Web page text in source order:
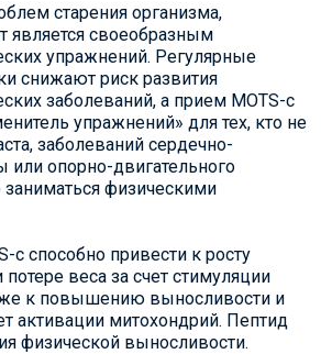
старения организма,
является своеобразным
упражнений. Регулярные
снижают риск развития
заболеваний, а прием MOTS-c
упражнений» для тех, кто не
заболеваний сердечно-
или опорно-двигательного
заниматься физическими
c способно привести к росту
веса за счет стимуляции
к повышению выносливости и
активации митохондрий. Пептид
физической выносливости.